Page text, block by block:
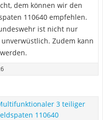
dem können wir den
110640 empfehlen.
ist nicht nur
Zudem kann
3 teiliger
110640